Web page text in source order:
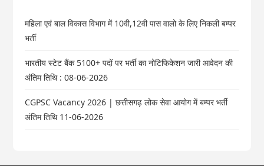
महिला एवं बाल विकास विभाग में 10वी,12वी पास वालो के लिए निकली बम्पर
भर्ती
भारतीय स्टेट बैंक 5100+ पदों पर भर्ती का नोटिफिकेशन जारी आवेदन की
अंतिम तिथि : 08-06-2026
CGPSC Vacancy 2026 | छत्तीसगढ़ लोक सेवा आयोग में बम्पर भर्ती
अंतिम तिथि 11-06-2026